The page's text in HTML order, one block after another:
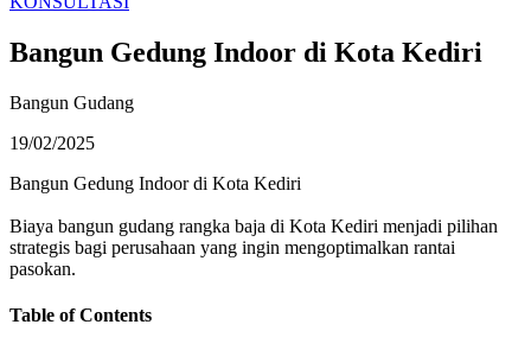
Bangun Gedung Indoor di Kota Kediri
Bangun Gudang
19/02/2025
Bangun Gedung Indoor di Kota Kediri
Biaya bangun gudang rangka baja di Kota Kediri menjadi pilihan
strategis bagi perusahaan yang ingin mengoptimalkan rantai
pasokan.
Table of Contents